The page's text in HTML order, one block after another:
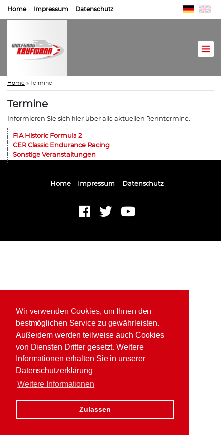
Wir verwenden Cookies, um Ihnen den
bestmöglichen Service zu gewährleisten.
Außerdem werden teilweise auch Cookies
von Diensten Dritter gesetzt. Weitere
Informationen erhalten Sie in unserer
Datenschutzerklärung
Weitere Informationen
Zulassen
Home Impressum Datenschutz
Home » Termine
Termine
Informieren Sie sich hier über alle aktuellen Renntermine.
FIA Historic Formula 2
CER Classic Endurance Racing
Sonstige Veranstaltungen
Home Impressum Datenschutz